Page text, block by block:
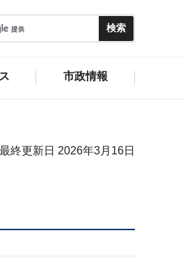
市政情報
最終更新日 2026年3月16日